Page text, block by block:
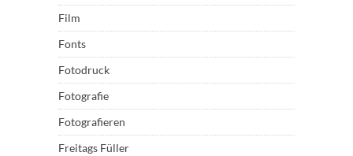
Film
Fonts
Fotodruck
Fotografie
Fotografieren
Freitags Füller